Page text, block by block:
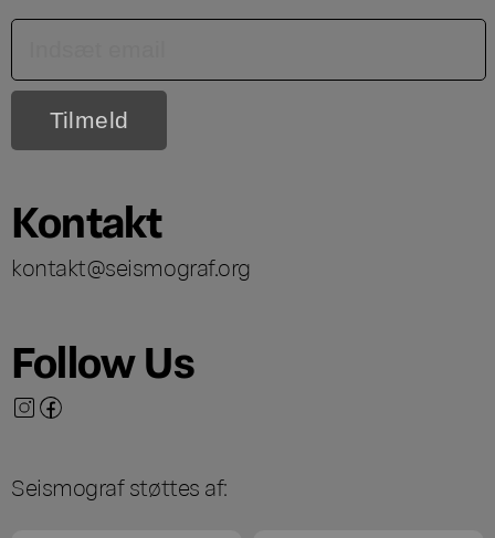
Kontakt
kontakt@seismograf.org
Follow Us
Seismograf støttes af: